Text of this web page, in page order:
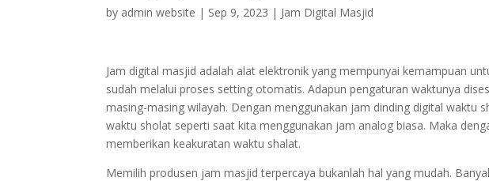
by admin website | Sep 9, 2023 | Jam Digital Masjid
Jam digital masjid adalah alat elektronik yang mempunyai kemampuan
sudah melalui proses setting otomatis. Adapun pengaturan waktunya
masing-masing wilayah. Dengan menggunakan jam dinding digital waktu
waktu sholat seperti saat kita menggunakan jam analog biasa. Maka
memberikan keakuratan waktu shalat.
Memilih produsen jam masjid terpercaya bukanlah hal yang mudah.